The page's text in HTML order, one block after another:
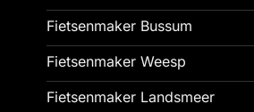
Fietsenmaker Bussum
Fietsenmaker Weesp
Fietsenmaker Landsmeer